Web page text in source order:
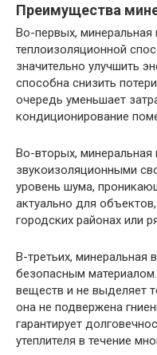
Преимущества
Во-первых,
теплоизоляционной
значительно улучшить
способна снизить
очередь уменьшает
кондиционирование
Во-вторых,
звукоизоляционными
уровень шума,
актуально для
городских районах или
В-третьих, минеральная
безопасным
веществ и не выделяет
она не подвержена
гарантирует
утеплителя в течение